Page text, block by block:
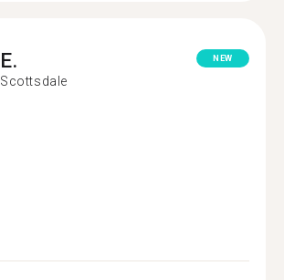
E.
Scottsdale
NEW